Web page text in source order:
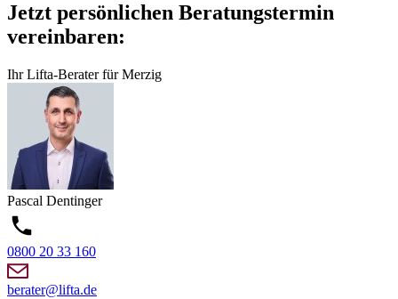
Jetzt persönlichen Beratungstermin
vereinbaren:
Ihr Lifta-Berater für Merzig
Pascal Dentinger
0800 20 33 160
berater@lifta.de